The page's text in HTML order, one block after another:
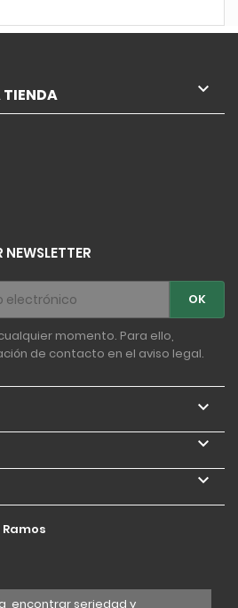
TIENDA 
NEWSLETTER
momento. Para ello,
de contacto en el aviso legal.



encontrar seriedad y